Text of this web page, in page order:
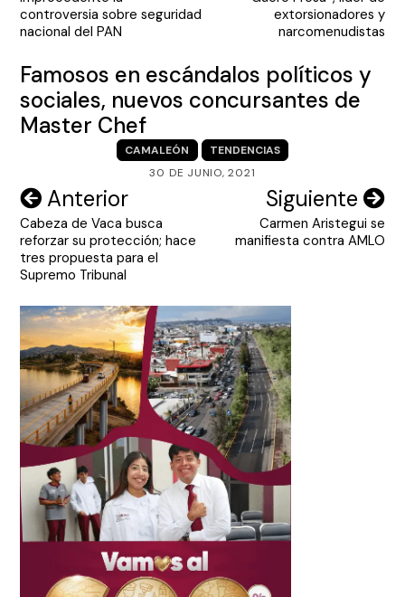
entradas
controversia sobre seguridad
nacional del PAN
extorsionadores y
narcomenudistas
Famosos en escándalos políticos y
sociales, nuevos concursantes de
Master Chef
CAMALEÓN
TENDENCIAS
30 DE JUNIO, 2021
Navegación
de
entradas
Anterior
Cabeza de Vaca busca
reforzar su protección; hace
tres propuesta para el
Supremo Tribunal
Siguiente
Carmen Aristegui se
manifiesta contra AMLO